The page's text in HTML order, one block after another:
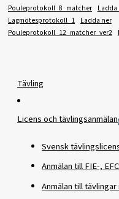
Pouleprotokoll_8_matcher Ladda
Lagmötesprotokoll_1 Ladda ner
Pouleprotokoll_12_matcher_ver2
Tävling
Licens och tävlingsanmälan
Svensk
Anmälan till FIE-,
​Anmälan till